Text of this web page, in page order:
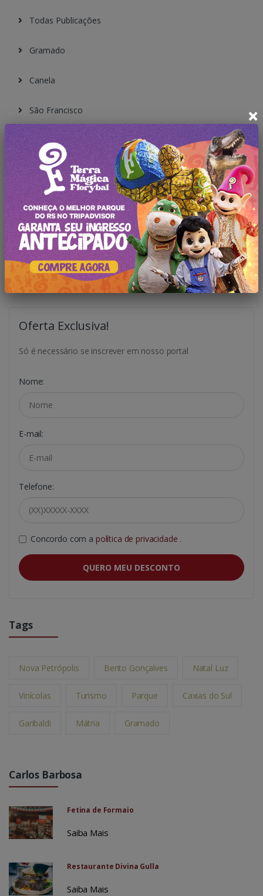
Todas Publicações
Gramado
Canela
São Francisco
Cambará do Sul
Nova Petrópolis
Caxias do Sul
Garibaldi
Bento Gonçalves
Oferta Exclusiva!
Só é necessário se inscrever em nosso portal
Nome:
E-mail:
Telefone:
Concordo com a política de privacidade .
QUERO MEU DESCONTO
Tags
Nova Petrópolis Bento Gonçalves Natal Luz
Vinícolas Turismo Parque Caxias do Sul
Garibaldi Mátria Gramado
Carlos Barbosa
Fetina de Formaio
Saiba Mais
Restaurante Divina Gulla
Saiba Mais
×